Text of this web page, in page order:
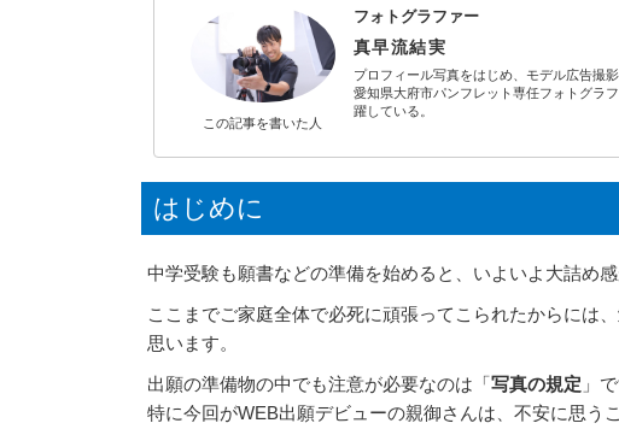
この記事を書いた人
フォトグラファー
真早流結実
プロフィール写真をはじめ、モデル広告撮
愛知県大府市パンフレット専任フォトグラ
躍している。
はじめに
中学受験も願書などの準備を始めると、いよいよ大詰め感
ここまでご家庭全体で必死に頑張ってこられたからには、
思います。
出願の準備物の中でも注意が必要なのは「写真の規定 」
特に今回がWEB出願デビューの親御さんは、不安に思う